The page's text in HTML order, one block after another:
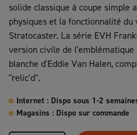
solide classique à coupe simple
physiques et la fonctionnalité
Stratocaster. La série EVH
version civile de
blanche d'Eddie Van Halen,
"relic'd".
Internet : Dispo sous 1-2
Magasins : Dispo sur commande